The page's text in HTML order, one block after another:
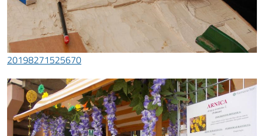
20198271525670